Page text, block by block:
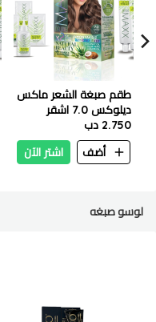
طقم صبغة الشعر ماكس
ديلوكس 7.0 اشقر
2.750 دب
أضف
اشتر الآن
لوسو صبغه